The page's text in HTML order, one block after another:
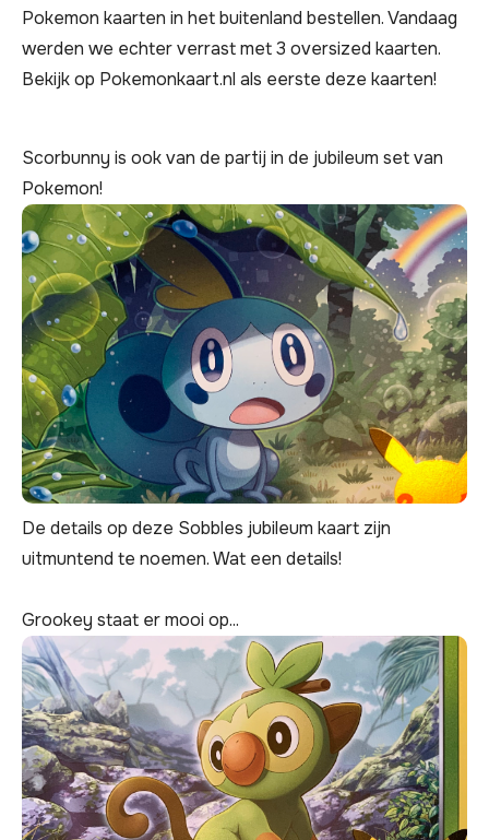
Pokemon kaarten in het buitenland bestellen. Vandaag
werden we echter verrast met 3 oversized kaarten.
Bekijk op Pokemonkaart.nl als eerste deze kaarten!
Scorbunny is ook van de partij in de jubileum set van
Pokemon!
De details op deze Sobbles jubileum kaart zijn
uitmuntend te noemen. Wat een details!
Grookey staat er mooi op...